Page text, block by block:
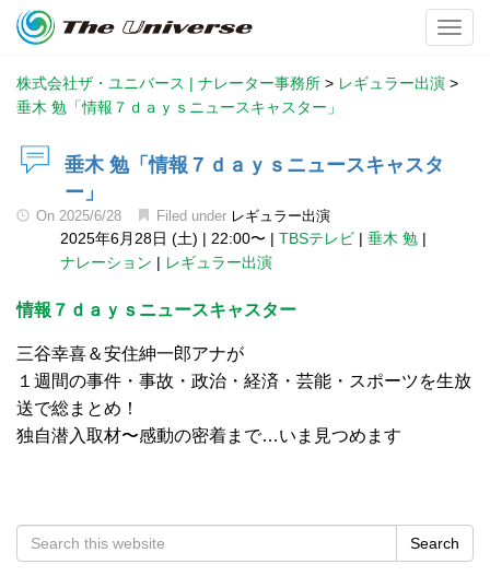
株式会社ザ・ユニバース | ナレーター事務所 > レギュラー出演 >
垂木 勉「情報７ｄａｙｓニュースキャスター」
垂木 勉「情報７ｄａｙｓニュースキャスタ
ー」
On 2025/6/28 Filed under レギュラー出演
2025年6月28日 (土) | 22:00〜 | TBSテレビ | 垂木 勉 |
ナレーション | レギュラー出演
情報７ｄａｙｓニュースキャスター
三谷幸喜＆安住紳一郎アナが
１週間の事件・事故・政治・経済・芸能・スポーツを生放
送で総まとめ！
独自潜入取材〜感動の密着まで…いま見つめます
Search